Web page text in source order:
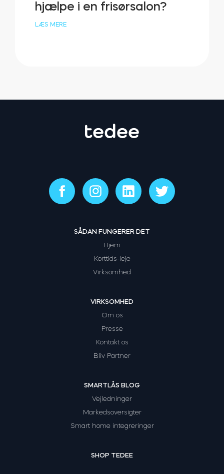
hjælpe i en frisørsalon?
LÆS MERE
SÅDAN FUNGERER DET
Hjem
Korttids-leje
Virksomhed
VIRKSOMHED
Om os
Presse
Kontakt os
Bliv Partner
SMARTLÅS BLOG
Vejledninger
Markedsoversigter
Smart home integreringer
SHOP TEDEE